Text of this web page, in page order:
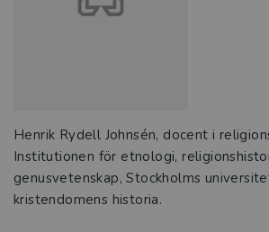
Henrik Rydell Johnsén, docent i
Institutionen för etnologi,
genusvetenskap, Stockholms
kristendomens historia.